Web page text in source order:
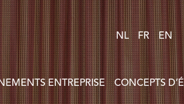
NL FR EN
ENTREPRISE CONCEPTS